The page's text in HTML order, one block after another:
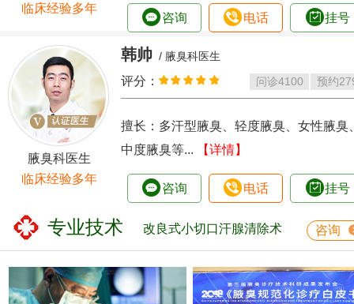
临床经验多年
咨询 电话 挂号
腋臭科医生
临床经验多年
韩帅 / 腋臭科医生
评分： 问诊4100 预约
擅长：多汗型腋臭、轻度腋臭、女性腋臭
中度腋臭等...
【详情】
咨询 电话 挂号
专业技术 改良式小切口汗腺清除术 咨询